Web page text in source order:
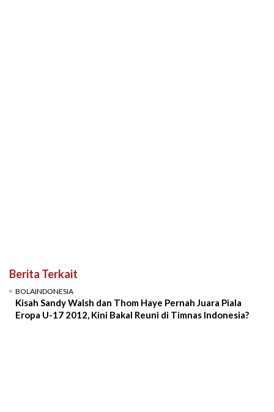
Berita Terkait
BOLAINDONESIA
Kisah Sandy Walsh dan Thom Haye Pernah Juara Piala
Eropa U-17 2012, Kini Bakal Reuni di Timnas Indonesia?